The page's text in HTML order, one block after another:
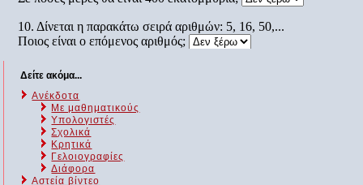
Δείτε ακόμα...
Ανέκδοτα
Με μαθηματικούς
Υπολογιστές
Σχολικά
Κρητικά
Γελοιογραφίες
Διάφορα
Αστεία βίντεο